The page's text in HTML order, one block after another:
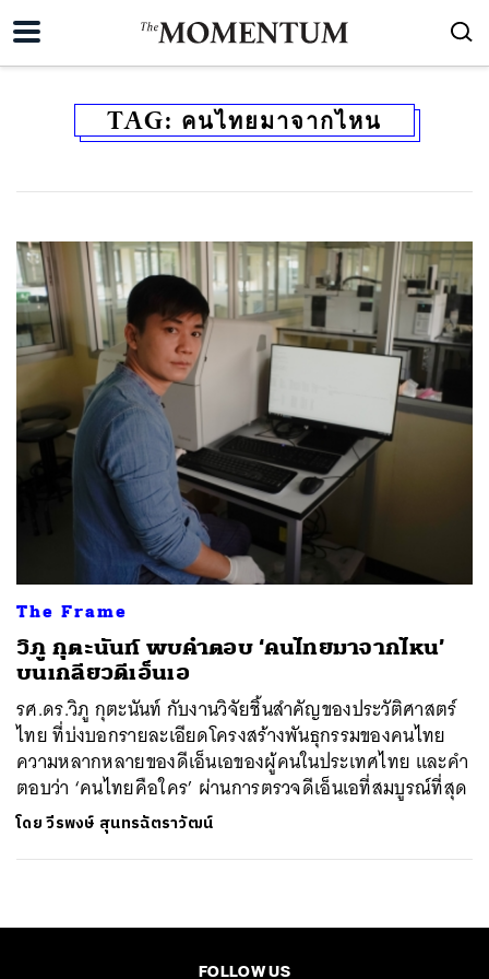
TAG: คนไทยมาจากไหน
The Frame
วิภู กุตะนันท์ พบคำตอบ ‘คนไทยมาจากไหน’
บนเกลียวดีเอ็นเอ
รศ.ดร.วิภู กุตะนันท์ กับงานวิจัยชิ้นสำคัญของประวัติศาสตร์
ไทย ที่บ่งบอกรายละเอียดโครงสร้างพันธุกรรมของคนไทย
ความหลากหลายของดีเอ็นเอของผู้คนในประเทศไทย และคำ
ตอบว่า ‘คนไทยคือใคร’ ผ่านการตรวจดีเอ็นเอที่สมบูรณ์ที่สุด
โดยวีรพงษ์ สุนทรฉัตราวัฒน์
FOLLOW US
SHARE TWEET LINE EMAIL